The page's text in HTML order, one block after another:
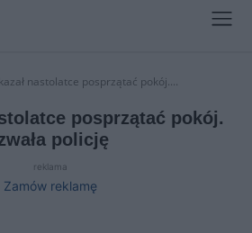
nastolatce posprzątać pokój....
posprzątać pokój.
policję
reklama
Zamów reklamę